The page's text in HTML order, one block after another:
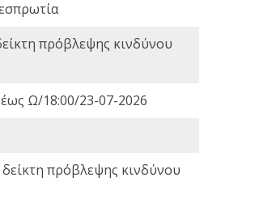
πρόβλεψης κινδύνου
Ω/18:00/23-07-2026
πρόβλεψης κινδύνου